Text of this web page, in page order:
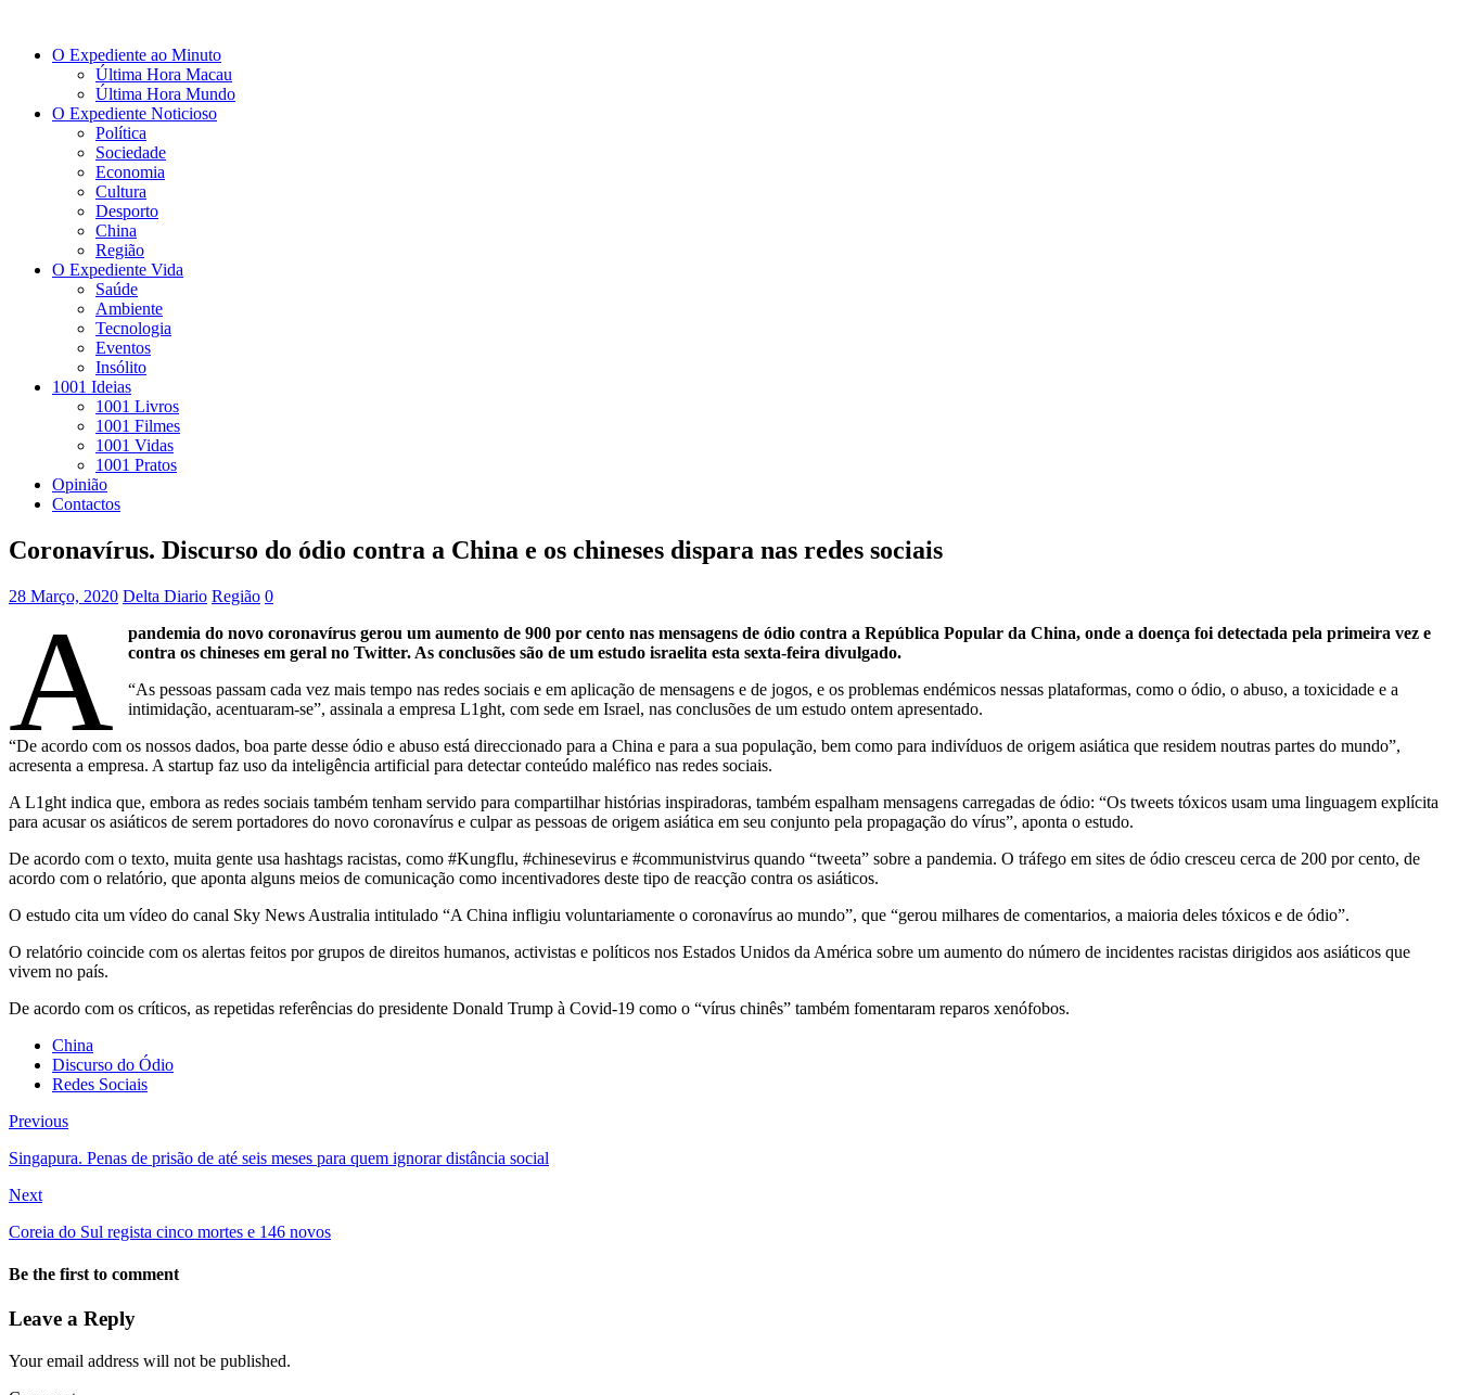
O Expediente ao Minuto
Última Hora Macau
Última Hora Mundo
O Expediente Noticioso
Política
Sociedade
Economia
Cultura
Desporto
China
Região
O Expediente Vida
Saúde
Ambiente
Tecnologia
Eventos
Insólito
1001 Ideias
1001 Livros
1001 Filmes
1001 Vidas
1001 Pratos
Opinião
Contactos
Coronavírus. Discurso do ódio contra a China e os chineses dispara nas redes sociais
28 Março, 2020 Delta Diario Região 0
A
pandemia do novo coronavírus gerou um aumento de 900 por cento nas mensagens de ódio contra a República Popular da China, onde a doença foi detectada pela primeira vez e
contra os chineses em geral no Twitter. As conclusões são de um estudo israelita esta sexta-feira divulgado.
“As pessoas passam cada vez mais tempo nas redes sociais e em aplicação de mensagens e de jogos, e os problemas endémicos nessas plataformas, como o ódio, o abuso, a toxicidade e a
intimidação, acentuaram-se”, assinala a empresa L1ght, com sede em Israel, nas conclusões de um estudo ontem apresentado.
“De acordo com os nossos dados, boa parte desse ódio e abuso está direccionado para a China e para a sua população, bem como para indivíduos de origem asiática que residem noutras partes do mundo”,
acresenta a empresa. A startup faz uso da inteligência artificial para detectar conteúdo maléfico nas redes sociais.
A L1ght indica que, embora as redes sociais também tenham servido para compartilhar histórias inspiradoras, também espalham mensagens carregadas de ódio: “Os tweets tóxicos usam uma linguagem explícita
para acusar os asiáticos de serem portadores do novo coronavírus e culpar as pessoas de origem asiática em seu conjunto pela propagação do vírus”, aponta o estudo.
De acordo com o texto, muita gente usa hashtags racistas, como #Kungflu, #chinesevirus e #communistvirus quando “tweeta” sobre a pandemia. O tráfego em sites de ódio cresceu cerca de 200 por cento, de
acordo com o relatório, que aponta alguns meios de comunicação como incentivadores deste tipo de reacção contra os asiáticos.
O estudo cita um vídeo do canal Sky News Australia intitulado “A China infligiu voluntariamente o coronavírus ao mundo”, que “gerou milhares de comentarios, a maioria deles tóxicos e de ódio”.
O relatório coincide com os alertas feitos por grupos de direitos humanos, activistas e políticos nos Estados Unidos da América sobre um aumento do número de incidentes racistas dirigidos aos asiáticos que
vivem no país.
De acordo com os críticos, as repetidas referências do presidente Donald Trump à Covid-19 como o “vírus chinês” também fomentaram reparos xenófobos.
China
Discurso do Ódio
Redes Sociais
Previous
Singapura. Penas de prisão de até seis meses para quem ignorar distância social
Next
Coreia do Sul regista cinco mortes e 146 novos
Be the first to comment
Leave a Reply
Your email address will not be published.